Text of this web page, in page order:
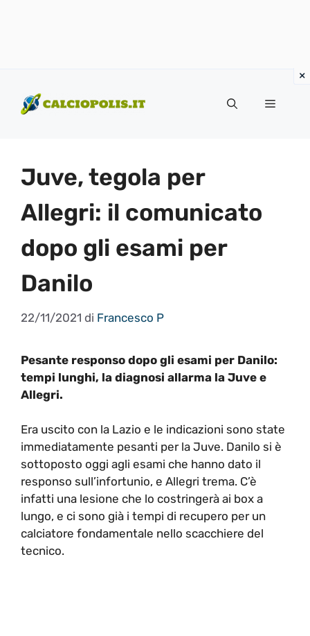
contenuto
Menu
Juve, tegola per
Allegri: il comunicato
dopo gli esami per
Danilo
22/11/2021 di Francesco P
Pesante responso dopo gli esami per Danilo:
tempi lunghi, la diagnosi allarma la Juve e
Allegri.
Era uscito con la Lazio e le indicazioni sono state
immediatamente pesanti per la Juve. Danilo si è
sottoposto oggi agli esami che hanno dato il
responso sull’infortunio, e Allegri trema. C’è
infatti una lesione che lo costringerà ai box a
lungo, e ci sono già i tempi di recupero per un
calciatore fondamentale nello scacchiere del
tecnico.